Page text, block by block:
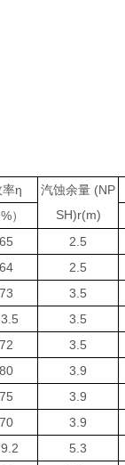
η
汽蚀余量 (NP
SH)r(m)
）
2.5
2.5
3.5
3.5
3.5
3.9
3.9
3.9
5.3